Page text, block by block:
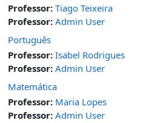
Professor: Tiago Teixeira
Professor: Admin User
Português
Professor: Isabel Rodrigues
Professor: Admin User
Matemática
Professor: Maria Lopes
Professor: Admin User